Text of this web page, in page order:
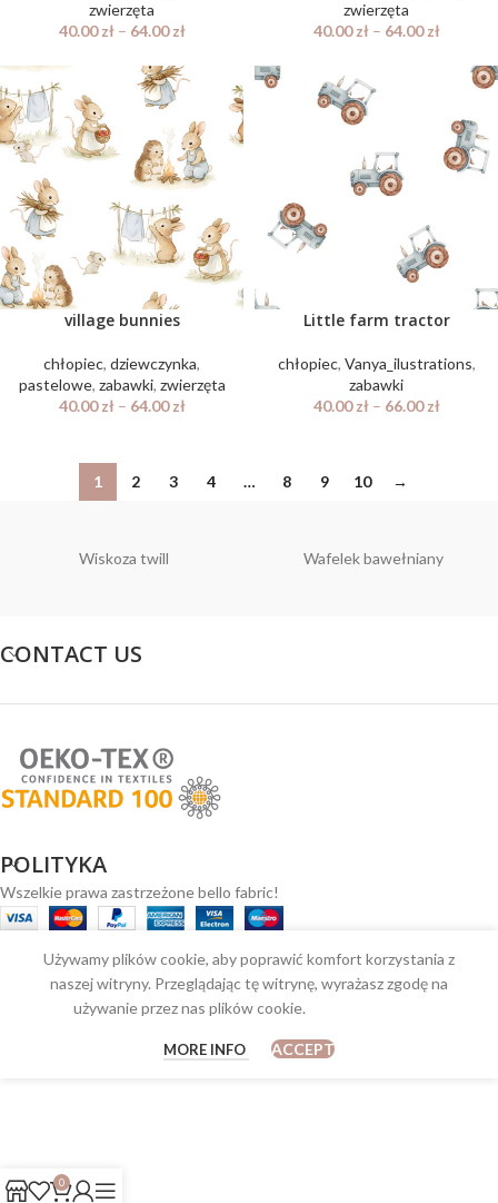
zwierzęta
40.00zł– 64.00zł
zwierzęta
40.00zł– 64.00zł
village bunnies
chłopiec, dziewczynka,
pastelowe, zabawki, zwierzęta
40.00zł– 64.00zł
Little farm tractor
chłopiec, Vanya_ilustrations,
zabawki
40.00zł– 66.00zł
1 2 3 4 … 8 9 10 →
Wiskoza twill Wafelek bawełniany
CONTACT US
POLITYKA
Wszelkie prawa zastrzeżone bello fabric!
Używamy plików cookie, aby poprawić komfort korzystania z
naszej witryny. Przeglądając tę witrynę, wyrażasz zgodę na
używanie przez nas plików cookie.
MORE INFO ACCEPT
0